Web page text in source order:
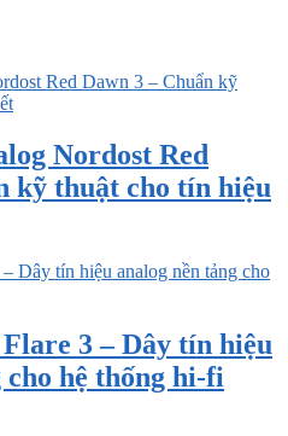
Nordost Red
kỹ thuật cho tín hiệu
3 – Dây tín hiệu
cho hệ thống hi-fi